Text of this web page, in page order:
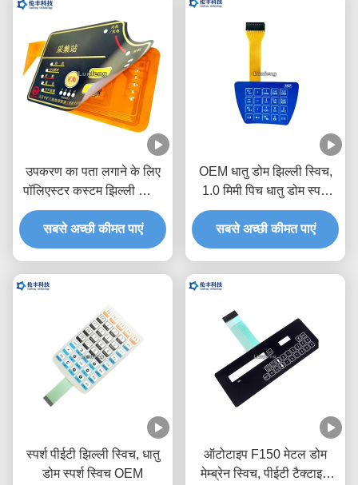
उपकरण का पता लगाने के लिए
पॉलिएस्टर कस्टम झिल्ली स्विच
पैड
सबसे अच्छी कीमत पाएं
OEM धातु डोम झिल्ली स्विच,
1.0 मिमी पिच धातु डोम स्पर्श
स्विच
सबसे अच्छी कीमत पाएं
स्पर्श पीईटी झिल्ली स्विच, धातु
डोम स्पर्श स्विच OEM
ऑटोटाइप F150 मेटल डोम
मेम्ब्रेन स्विच, पीईटी टैक्टाइल